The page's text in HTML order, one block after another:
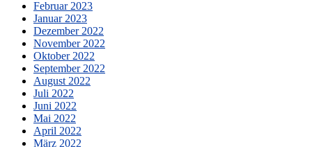
Februar 2023
Januar 2023
Dezember 2022
November 2022
Oktober 2022
September 2022
August 2022
Juli 2022
Juni 2022
Mai 2022
April 2022
März 2022